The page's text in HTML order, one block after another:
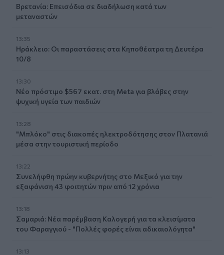
Βρετανία: Επεισόδια σε διαδήλωση κατά των
μεταναστών
13:35
Ηράκλειο: Οι παραστάσεις στα Κηποθέατρα τη Δευτέρα
10/8
13:30
Νέο πρόστιμο $567 εκατ. στη Meta για βλάβες στην
ψυχική υγεία των παιδιών
13:28
"Μπλόκο" στις διακοπές ηλεκτροδότησης στον Πλατανιά
μέσα στην τουριστική περίοδο
13:22
Συνελήφθη πρώην κυβερνήτης στο Μεξικό για την
εξαφάνιση 43 φοιτητών πριν από 12 χρόνια
13:18
Σαμαριά: Νέα παρέμβαση Καλογερή για τα κλεισίματα
του Φαραγγιού - "Πολλές φορές είναι αδικαιολόγητα"
13:13